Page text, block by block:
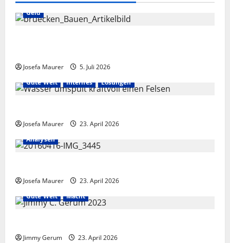
Geld
Josefa Maurer
5. Juli 2026
Gute Welt
Internes Lösungen
Josefa Maurer
23. April 2026
Analysen
Josefa Maurer
23. April 2026
Gute Welt
Macht
Jimmy Gerum 23. April 2026